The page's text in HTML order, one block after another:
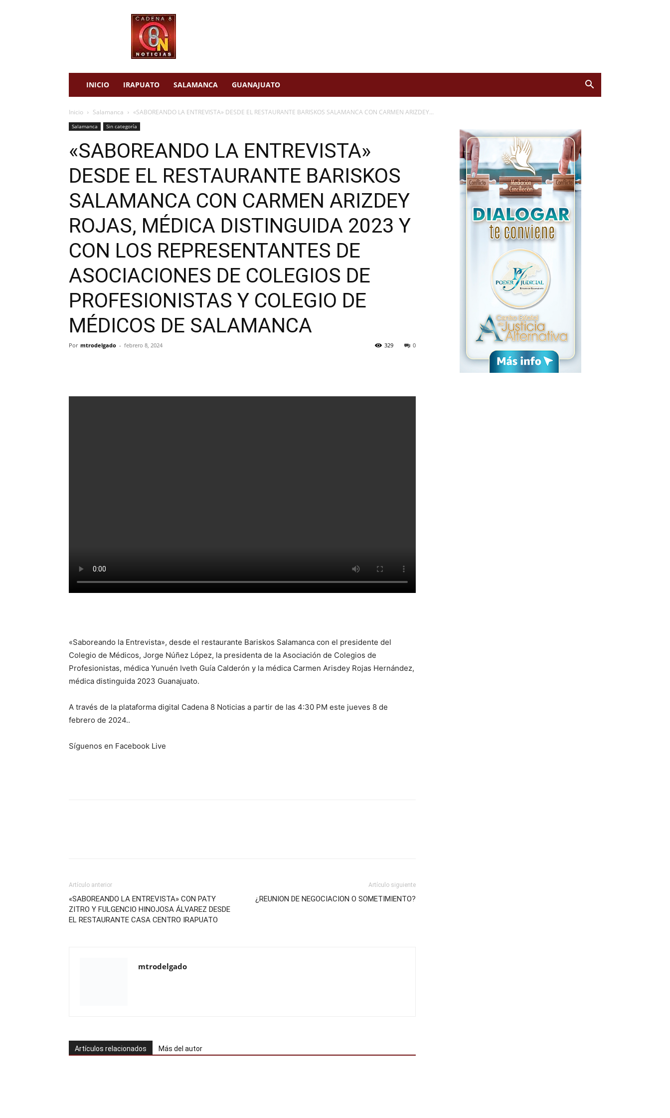
INICIO IRAPUATO SALAMANCA GUANAJUATO
Inicio Salamanca «SABOREANDO LA ENTREVISTA» DESDE EL RESTAURANTE BARISKOS SALAMANCA CON CARMEN ARIZDEY...
Salamanca Sin categoría
«SABOREANDO LA ENTREVISTA»
DESDE EL RESTAURANTE BARISKOS
SALAMANCA CON CARMEN ARIZDEY
ROJAS, MÉDICA DISTINGUIDA 2023 Y
CON LOS REPRESENTANTES DE
ASOCIACIONES DE COLEGIOS DE
PROFESIONISTAS Y COLEGIO DE
MÉDICOS DE SALAMANCA
Por mtrodelgado - febrero 8, 2024 0
329
«Saboreando la Entrevista», desde el restaurante Bariskos Salamanca con el presidente del
Colegio de Médicos, Jorge Núñez López, la presidenta de la Asociación de Colegios de
Profesionistas, médica Yunuén Iveth Guía Calderón y la médica Carmen Arisdey Rojas Hernández,
médica distinguida 2023 Guanajuato.
A través de la plataforma digital Cadena 8 Noticias a partir de las 4:30 PM este jueves 8 de
febrero de 2024..
Síguenos en Facebook Live
Artículo anterior
«SABOREANDO LA ENTREVISTA» CON PATY
ZITRO Y FULGENCIO HINOJOSA ÁLVAREZ DESDE
EL RESTAURANTE CASA CENTRO IRAPUATO
Artículo siguiente
¿REUNION DE NEGOCIACION O SOMETIMIENTO?
mtrodelgado
Artículos relacionados Más del autor